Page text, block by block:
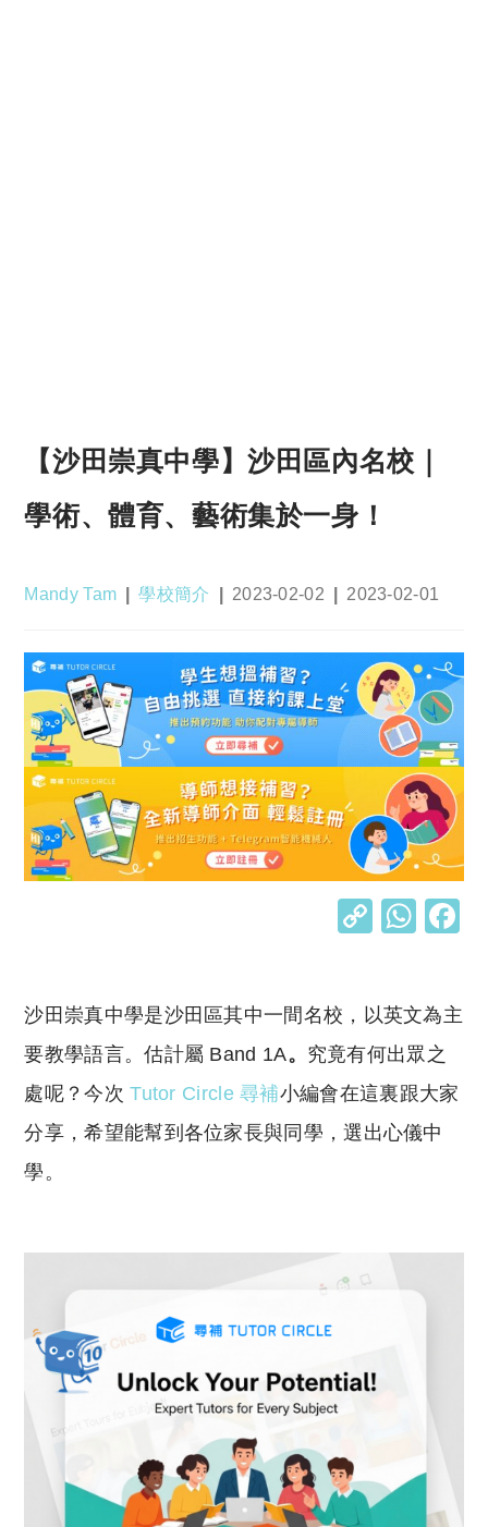
【沙田崇真中學】沙田區內名校｜
學術、體育、藝術集於一身！
Post
Mandy Tam
Post
學校簡介
Post
2023-02-02
Post
2023-02-01
C
y
Li
n
k
W
s
A
p
p
沙田崇真中學是沙田區其中一間名校，以英文為主
要教學語言。估計屬 Band 1A。 究竟有何出眾之
處呢？今次Tutor Circle 尋補小編會在這裏跟大家
分享，希望能幫到各位家長與同學，選出心儀中
學。